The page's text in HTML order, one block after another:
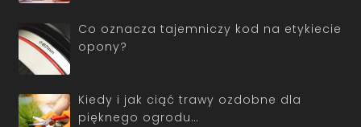
Co oznacza tajemniczy kod na etykiecie
opony?
Kiedy i jak ciąć trawy ozdobne dla
pięknego ogrodu…